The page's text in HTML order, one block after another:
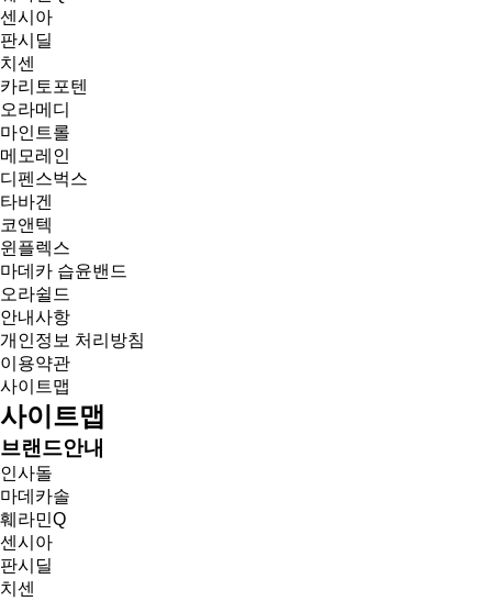
센시아
판시딜
치센
카리토포텐
오라메디
마인트롤
메모레인
디펜스벅스
타바겐
코앤텍
윈플렉스
마데카 습윤밴드
오라쉴드
안내사항
개인정보 처리방침
이용약관
사이트맵
사이트맵
브랜드안내
인사돌
마데카솔
훼라민Q
센시아
판시딜
치센